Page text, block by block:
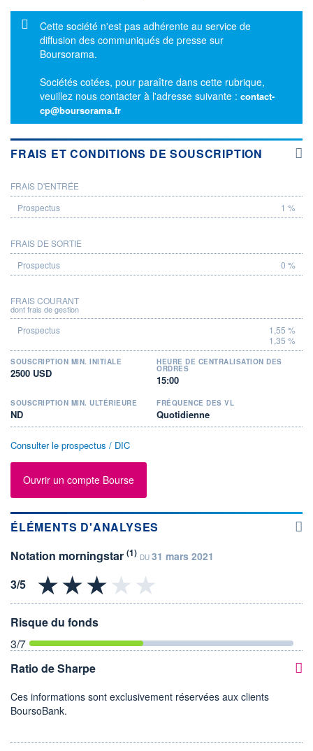
Message d'information
Cette société n'est pas adhérente au service de
diffusion des communiqués de presse sur
Boursorama.
Sociétés cotées, pour paraître dans cette rubrique,
veuillez nous contacter à l'adresse suivante : contact-
cp@boursorama.fr
FRAIS ET CONDITIONS DE SOUSCRIPTION
PROSPECTUS
FRAIS D'ENTRÉE
1 %
FRAIS DE SORTIE
0 %
FRAIS COURANT
dont frais de gestion
1,55 %
1,35 %
SOUSCRIPTION MIN. INITIALE
2500 USD
HEURE DE CENTRALISATION DES
ORDRES
15:00
SOUSCRIPTION MIN. ULTÉRIEURE
ND
FRÉQUENCE DES VL
Quotidienne
Consulter le prospectus / DIC
Ouvrir un compte Bourse
ÉLÉMENTS D'ANALYSES
Notation morningstar (1) DU 31 mars 2021
Risque du fonds
3/7
Ratio de Sharpe
Ces informations sont exclusivement réservées aux clients
BoursoBank.